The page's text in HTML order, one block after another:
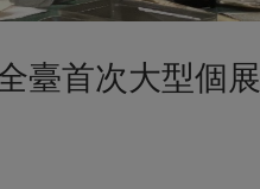
臺首次大型個展